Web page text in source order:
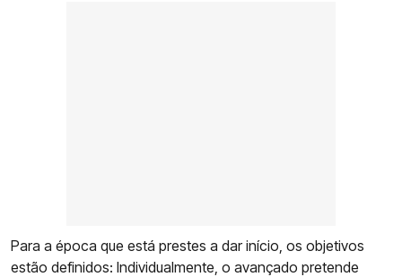
Para a época que está prestes a dar início, os objetivos
estão definidos: Individualmente, o avançado pretende